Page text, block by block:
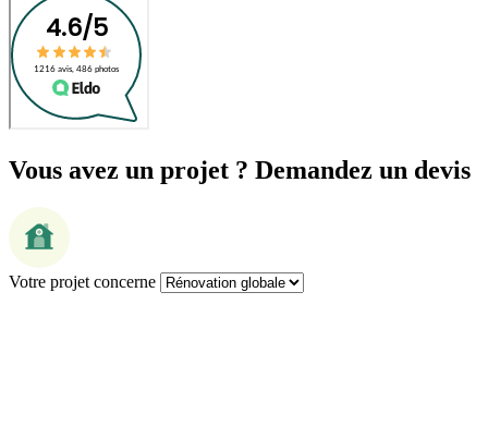
Vous avez un projet ? Demandez un devis
Votre projet concerne